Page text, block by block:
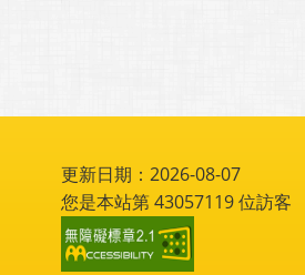
更新日期：2026-08-07
您是本站第43057119位訪客